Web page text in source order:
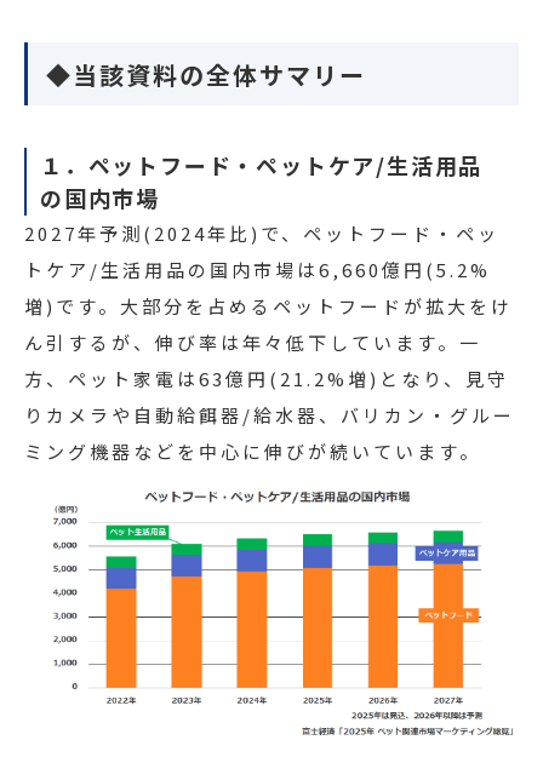
◆当該資料の全体サマリー
１．ペットフード・ペットケア/生活用品
の国内市場
2027年予測(2024年比)で、ペットフード・ペッ
トケア/生活用品の国内市場は6,660億円(5.2%
増)です。大部分を占めるペットフードが拡大をけ
ん引するが、伸び率は年々低下しています。一
方、ペット家電は63億円(21.2%増)となり、見守
りカメラや自動給餌器/給水器、バリカン・グルー
ミング機器などを中心に伸びが続いています。